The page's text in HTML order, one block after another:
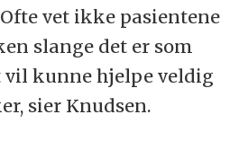
vet ikke pasientene
slange det er som
vil kunne hjelpe veldig
sier Knudsen.